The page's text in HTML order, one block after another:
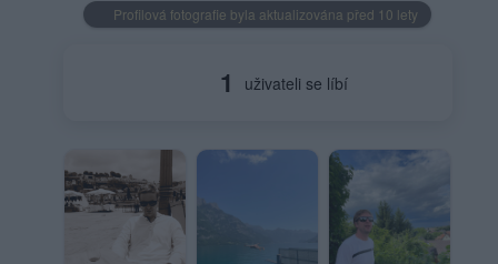
Profilová fotografie byla aktualizována před 10 lety
1 uživateli se líbí